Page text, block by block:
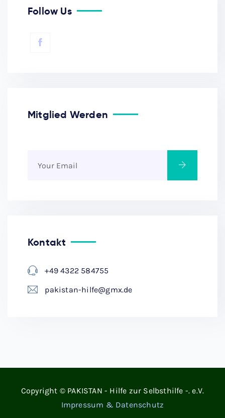
Follow Us
Mitglied Werden
Kontakt
+49 4322 584755
pakistan-hilfe@gmx.de
Copyright © PAKISTAN - Hilfe zur Selbsthilfe -. e.V.
Impressum & Datenschutz